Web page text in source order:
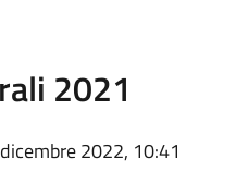
2021
2022, 10:41